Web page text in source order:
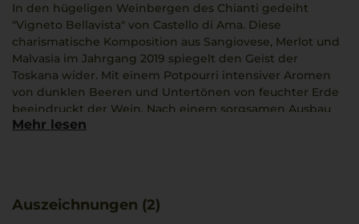
In den hügeligen Weinbergen des Chianti gedeiht
"Vigneto Bellavista" von Castello di Ama. Diese
charismatische Komposition aus Sangiovese, Merlot und
Malvasia im Jahrgang 2019 spiegelt den Geist der
Toskana wider. Mit einem Potpourri intensiver Aromen
von dunklen Beeren und Untertönen von feuchter Erde
beeindruckt der Wein. Nach einem sorgsamen Ausbau
über 12 Monate entfaltet sich eine dynamische Frische
Mehr lesen
Auszeichnungen (2)